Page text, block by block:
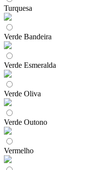
Turquesa
Verde Bandeira
Verde Esmeralda
Verde Oliva
Verde Outono
Vermelho